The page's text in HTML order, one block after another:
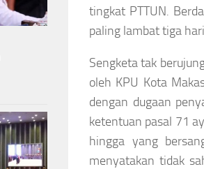
tingkat PTTUN.
paling lambat tiga
Sengketa tak
oleh KPU Kota
dengan dugaan
ketentuan pasal 71
hingga yang
menyatakan tidak